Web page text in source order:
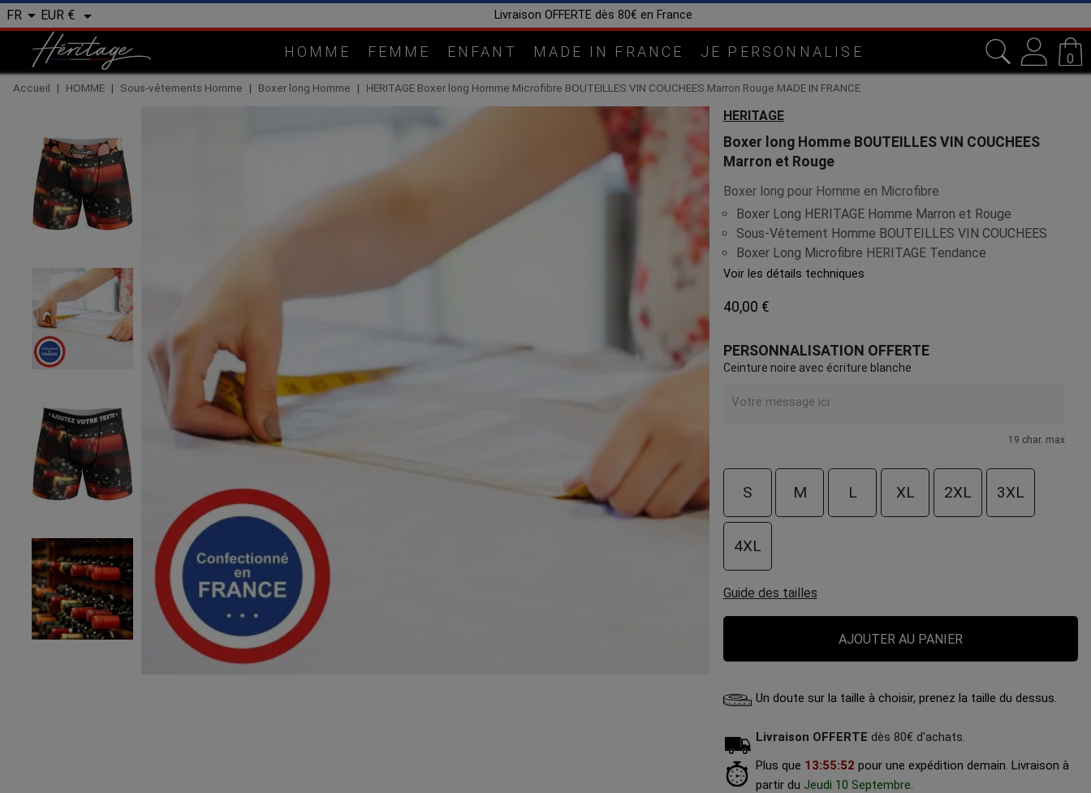
FR  EUR €  Fabrication artisanale dans notre atelier en Lorraine
HOMME FEMME ENFANT MADE IN FRANCE JE PERSONNALISE 0
Accueil HOMME Sous-vêtements Homme Boxer long Homme HERITAGE Boxer long Homme Microfibre BOUTEILLES VIN COUCHEES Marron Rouge MADE IN FRANCE
HERITAGE
Boxer long Homme BOUTEILLES VIN COUCHEES
Marron et Rouge
Boxer long pour Homme en Microfibre
Boxer Long HERITAGE Homme Marron et Rouge
Sous-Vêtement Homme BOUTEILLES VIN COUCHEES
Boxer Long Microfibre HERITAGE Tendance
Voir les détails techniques
40,00 €
PERSONNALISATION OFFERTE
Ceinture noire avec écriture blanche
19 char. max
S M L XL 2XL 3XL
4XL
Guide des tailles
AJOUTER AU PANIER
Un doute sur la taille à choisir, prenez la taille du dessus.
Livraison OFFERTE dès 80€ d'achats.
Plus que 13:55:51 pour une expédition demain. Livraison à
partir du Jeudi 10 Septembre.